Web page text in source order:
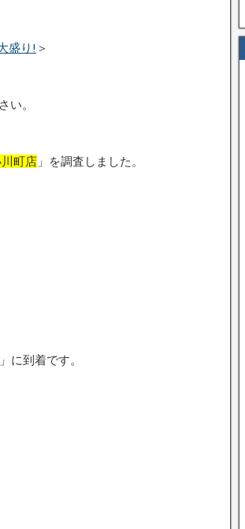
盛り! ＞
い。
町店 」を調査しました。
」に到着です。